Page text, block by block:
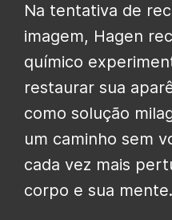
Na tentativa de
imagem, Hagen
químico
restaurar sua
como solução
um caminho sem
cada vez mais
corpo e sua mente.